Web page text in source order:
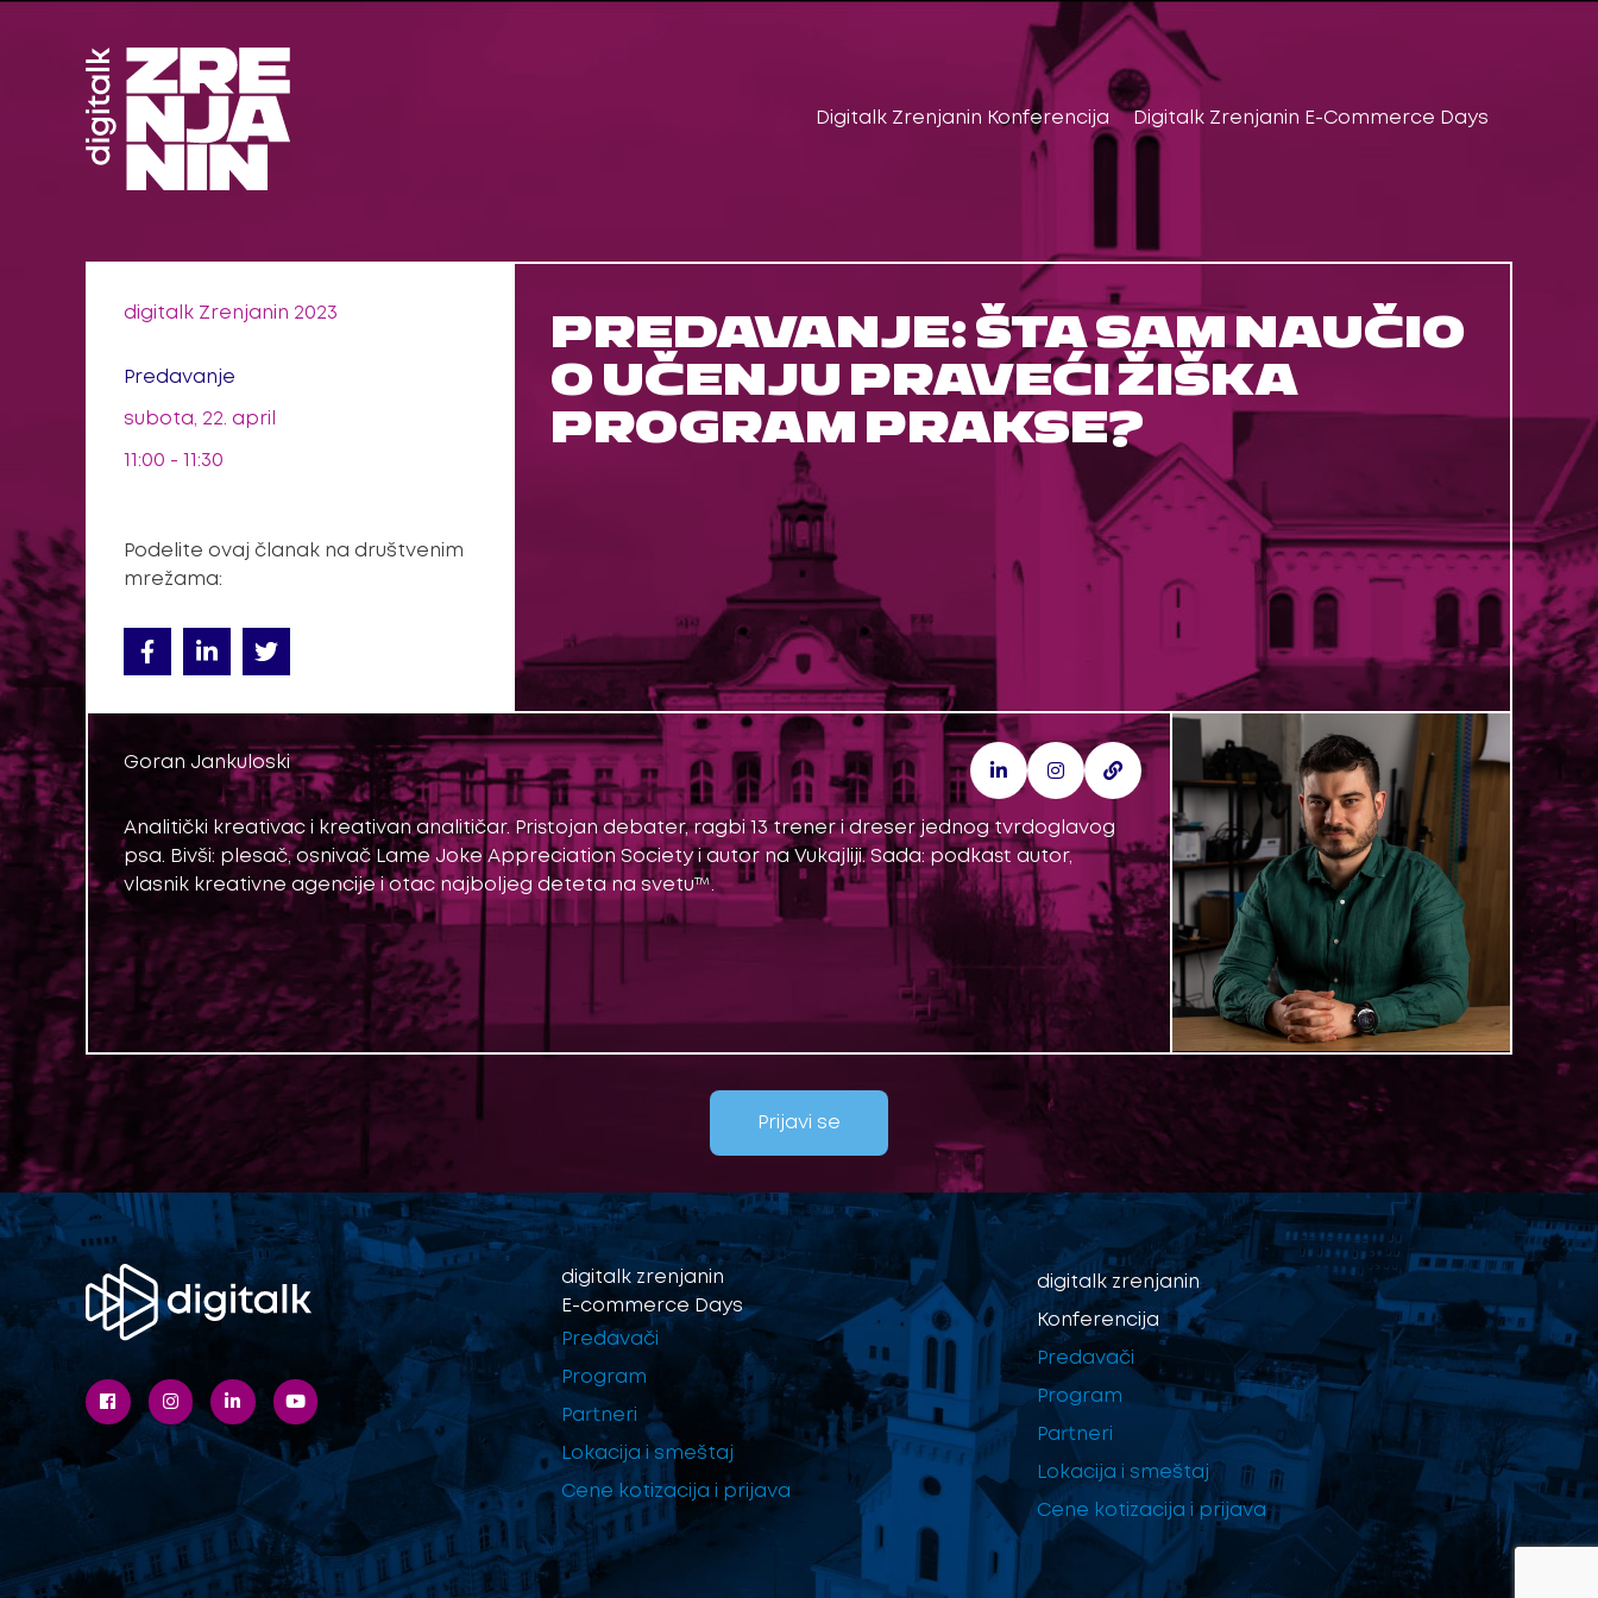
Digitalk Zrenjanin Konferencija Digitalk Zrenjanin E-Commerce Days
digitalk Zrenjanin 2023
Predavanje
subota, 22. april
11:00 - 11:30
Podelite ovaj članak na društvenim
mrežama:
PREDAVANJE: ŠTA SAM NAUČIO
O UČENJU PRAVEĆI ŽIŠKA
PROGRAM PRAKSE?
Goran Jankuloski
Analitički kreativac i kreativan analitičar. Pristojan debater, ragbi 13 trener i dreser jednog tvrdoglavog
psa. Bivši: plesač, osnivač Lame Joke Appreciation Society i autor na Vukajliji. Sada: podkast autor,
vlasnik kreativne agencije i otac najboljeg deteta na svetu™.
Prijavi se
digitalk zrenjanin
E-commerce Days
Predavači
Program
Partneri
Lokacija i smeštaj
Cene kotizacija i prijava
digitalkzrenjanin
Konferencija
Predavači
Program
Partneri
Lokacija i smeštaj
Cene kotizacija i prijava